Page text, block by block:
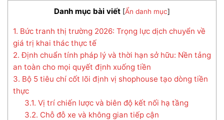
Danh mục bài viết [Ẩn danh mục]
1. Bức tranh thị trường 2026: Trọng lực dịch chuyển về
giá trị khai thác thực tế
2. Định chuẩn tính pháp lý và thời hạn sở hữu: Nền tảng
an toàn cho mọi quyết định xuống tiền
3. Bộ 5 tiêu chí cốt lõi định vị shophouse tạo dòng tiền
thực
3.1. Vị trí chiến lược và biên độ kết nối hạ tầng
3.2. Chỗ đỗ xe và không gian tiếp cận